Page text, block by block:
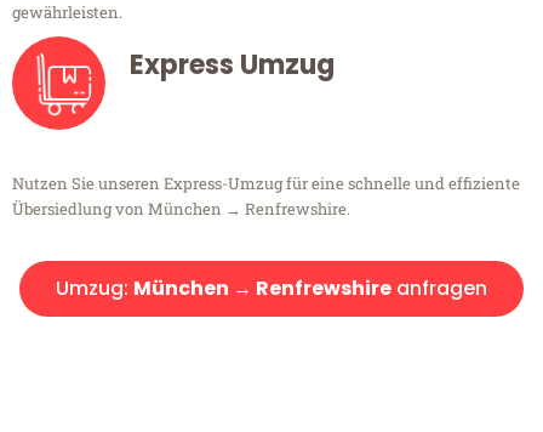
gewährleisten.
Express Umzug
Nutzen Sie unseren Express-Umzug für eine schnelle und effiziente
Übersiedlung von München → Renfrewshire.
Umzug: München → Renfrewshire anfragen